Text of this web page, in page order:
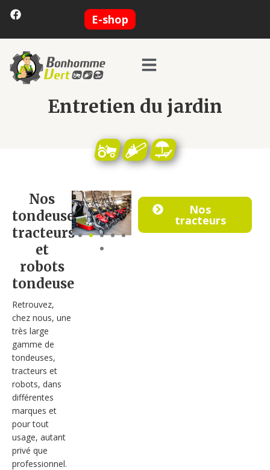
E-shop
Entretien du jardin
Nos
tondeuses,
tracteurs
et
robots
tondeuse
Retrouvez,
chez nous, une
très large
gamme de
tondeuses,
tracteurs et
robots, dans
différentes
marques et
pour tout
usage, autant
privé que
professionnel.
Nos
tracteurs